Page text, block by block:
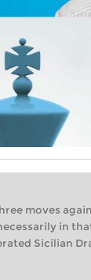
moves
in
Sicilian